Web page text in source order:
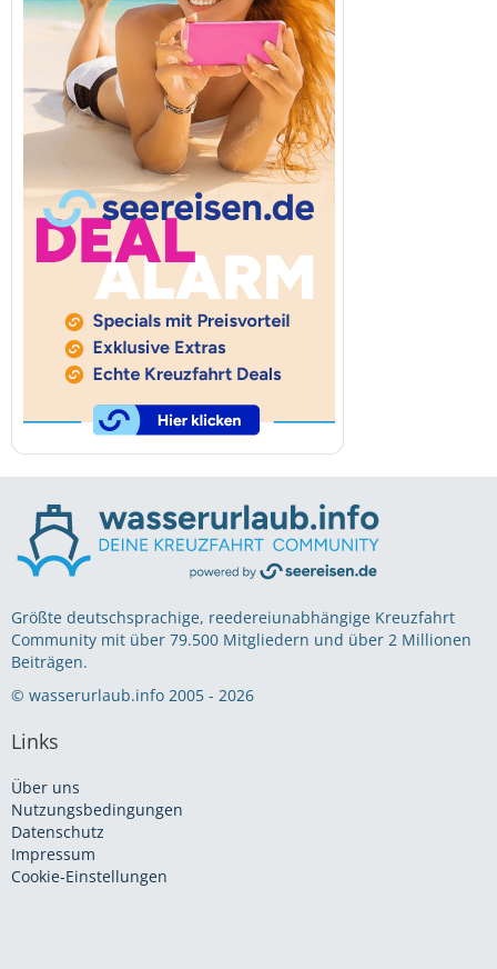
Größte deutschsprachige, reedereiunabhängige Kreuzfahrt
Community mit über 79.500 Mitgliedern und über 2 Millionen
Beiträgen.
© wasserurlaub.info 2005 - 2026
Links
Über uns
Nutzungsbedingungen
Datenschutz
Impressum
Cookie-Einstellungen